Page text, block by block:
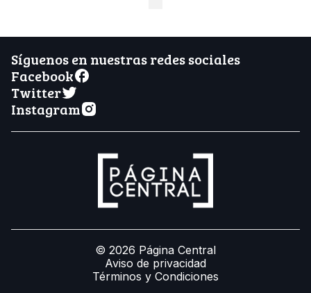
Síguenos en nuestras redes sociales
Facebook
Twitter
Instagram
© 2026 Página Central
Aviso de privacidad
Términos y Condiciones